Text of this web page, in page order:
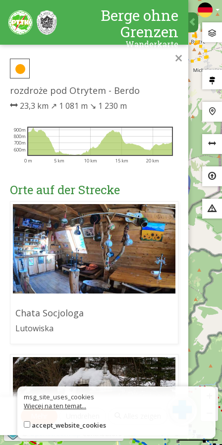
Berge ohne
Grenzen
Wanderkarte
×
rozdroże pod Otrytem - Berdo
23,3 km ↗ 1 081 m ↘ 1 230 m
0 m 5 km 10 km 15 km 20 km
600m
700m
800m
900m
Orte auf der Strecke
Chata Socjologa
Lutowiska
msg_site_uses_cookies
Więcej na ten temat...
accept_website_cookies